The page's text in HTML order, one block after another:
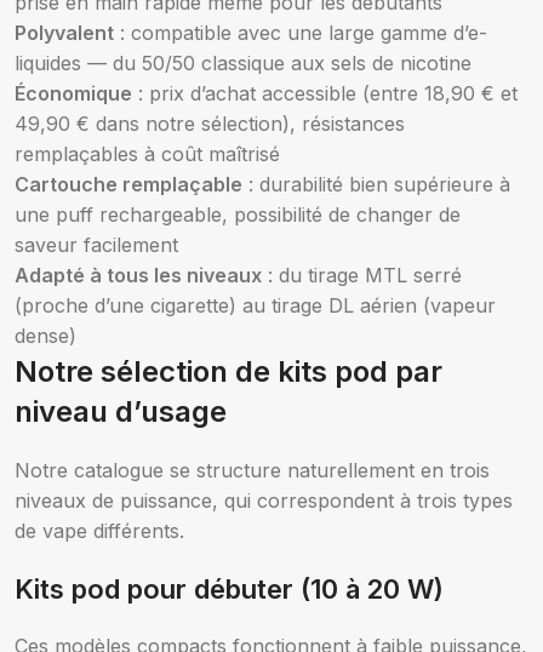
Polyvalent : compatible avec une large gamme d’e-
liquides — du 50/50 classique aux sels de nicotine
Économique : prix d’achat accessible (entre 18,90 € et
49,90 € dans notre sélection), résistances
remplaçables à coût maîtrisé
Cartouche remplaçable : durabilité bien supérieure à
une puff rechargeable, possibilité de changer de
saveur facilement
Adapté à tous les niveaux : du tirage MTL serré
(proche d’une cigarette) au tirage DL aérien (vapeur
dense)
Notre sélection de kits pod par
niveau d’usage
Notre catalogue se structure naturellement en trois
niveaux de puissance, qui correspondent à trois types
de vape différents.
Kits pod pour débuter (10 à 20 W)
Ces modèles compacts fonctionnent à faible puissance,